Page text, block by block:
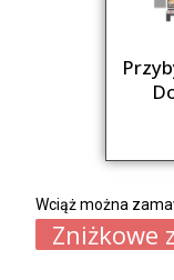
Wciąż można
Zniżkowe